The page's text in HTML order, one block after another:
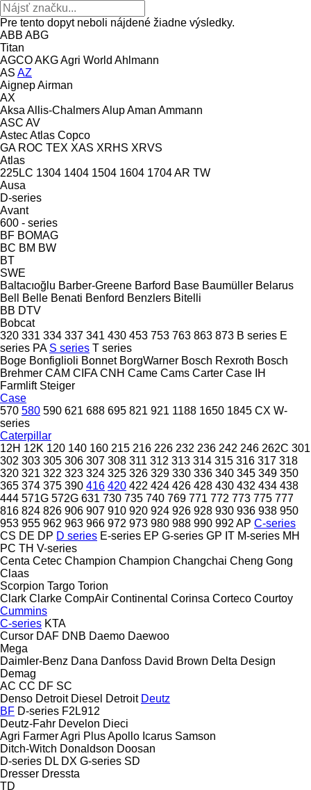
Pre tento dopyt neboli nájdené žiadne výsledky.
ABB ABG
Titan
AGCOAKGAgri World Ahlmann
AS AZ
AignepAirman
AX
Aksa Allis-ChalmersAlupAman Ammann
ASC AV
AstecAtlas Copco
GA ROC TEX XAS XRHS XRVS
Atlas
225LC 1304 1404 1504 1604 1704AR TW
Ausa
D-series
Avant
600 - series
BF BOMAG
BC BM BW
BT
SWE
Baltacıoğlu Barber-Greene Barford Base Baumüller Belarus
Bell
Belle Benati Benford Benzlers Bitelli
BB DTV
Bobcat
320 331 334 337 341 430 453 753 763 863 873 B series E
series PA S series T series
Boge Bonfiglioli Bonnet BorgWarner Bosch Rexroth Bosch
Brehmer CAM CIFA CNH Came Cams Carter Case IH
Farmlift Steiger
Case
570 580 590 621 688 695 821 921 1188 1650 1845 CX W-
series
Caterpillar
12H 12K 120 140 160 215 216 226 232 236 242 246 262C 301
302 303 305 306 307 308 311 312 313 314 315 316 317 318
320 321 322 323 324 325 326 329 330 336 340 345 349 350
365 374 375 390 416 420 422 424 426 428 430 432 434 438
444 571G 572G 631 730 735 740 769 771 772 773 775 777
816 824 826 906 907 910 920 924 926 928 930 936 938 950
953 955 962 963 966 972 973 980 988 990 992 AP C-series
CS DE DP D series E-series EP G-series GP IT M-series MH
PC TH V-series
Centa Cetec Champion Champion Changchai Cheng Gong
Claas
Scorpion Targo Torion
Clark Clarke CompAir Continental Corinsa Corteco Courtoy
Cummins
C-series KTA
Cursor DAF DNB Daemo Daewoo
Mega
Daimler-Benz Dana Danfoss David Brown Delta Design
Demag
AC CC DF SC
Denso Detroit Diesel Detroit Deutz
BF D-series F2L912
Deutz-Fahr Develon Dieci
Agri FarmerAgri PlusApollo Icarus Samson
Ditch-Witch Donaldson Doosan
D-series DL DX G-series SD
Dresser Dressta
TD